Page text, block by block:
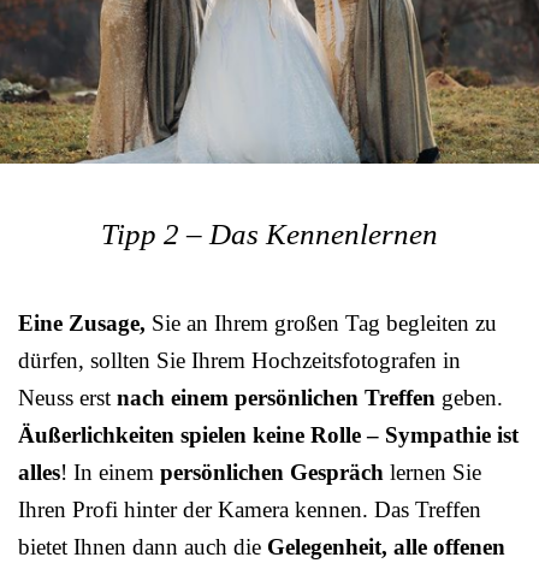
Tipp 2 – Das Kennenlernen
Eine Zusage, Sie an Ihrem großen Tag begleiten zu
dürfen, sollten Sie Ihrem Hochzeitsfotografen in
Neuss erst nach einem persönlichen Treffen geben.
Äußerlichkeiten spielen keine Rolle – Sympathie ist
alles! In einem persönlichen Gespräch lernen Sie
Ihren Profi hinter der Kamera kennen. Das Treffen
bietet Ihnen dann auch die Gelegenheit, alle offenen